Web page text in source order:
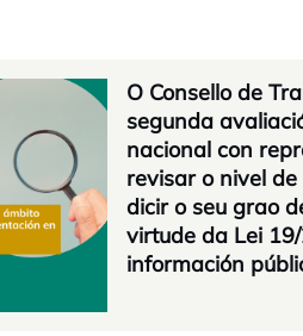
O Consello de
segunda
nacional con
revisar o nivel
dicir o seu grao
virtude da Lei
información